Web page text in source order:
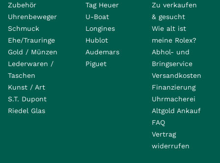
Zubehör
Uhrenbeweger
Schmuck
Ehe/Trauringe
Gold / Münzen
Lederwaren /
Taschen
Kunst / Art
S.T. Dupont
Riedel Glas
Tag Heuer
U-Boat
Longines
Hublot
Audemars
Piguet
Zu verkaufen
& gesucht
Wie alt ist
meine Rolex?
Abhol- und
Bringservice
Versandkosten
Finanzierung
Uhrmacherei
Altgold Ankauf
FAQ
Vertrag
widerrufen